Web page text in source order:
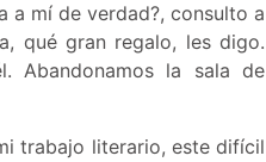
a mí de verdad?, consulto a
qué gran regalo, les digo.
Abandonamos la sala de
trabajo literario, este difícil